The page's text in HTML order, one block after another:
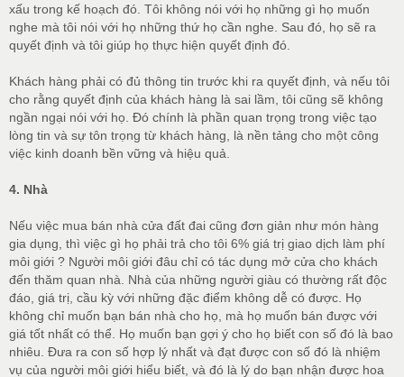
xấu trong kế hoạch đó. Tôi không nói với họ những gì họ muốn
nghe mà tôi nói với họ những thứ họ cần nghe. Sau đó, họ sẽ ra
quyết định và tôi giúp họ thực hiện quyết định đó.
Khách hàng phải có đủ thông tin trước khi ra quyết định, và nếu tôi
cho rằng quyết định của khách hàng là sai lầm, tôi cũng sẽ không
ngần ngại nói với họ. Đó chính là phần quan trọng trong việc tạo
lòng tin và sự tôn trọng từ khách hàng, là nền tảng cho một công
việc kinh doanh bền vững và hiệu quả.
4. Nhà
Nếu việc mua bán nhà cửa đất đai cũng đơn giản như món hàng
gia dụng, thì việc gì họ phải trả cho tôi 6% giá trị giao dịch làm phí
môi giới ? Người môi giới đâu chỉ có tác dụng mở cửa cho khách
đến thăm quan nhà. Nhà của những người giàu có thường rất độc
đáo, giá trị, cầu kỳ với những đặc điểm không dễ có được. Họ
không chỉ muốn bạn bán nhà cho họ, mà họ muốn bán được với
giá tốt nhất có thể. Họ muốn bạn gợi ý cho họ biết con số đó là bao
nhiêu. Đưa ra con số hợp lý nhất và đạt được con số đó là nhiệm
vụ của người môi giới hiểu biết, và đó là lý do bạn nhận được hoa